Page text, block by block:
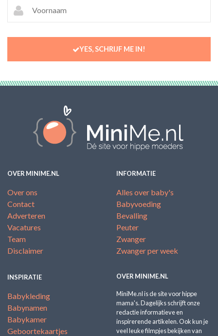
YES, SCHRIJF ME IN!
OVER MINIME.NL
Over ons
Contact
Adverteren
Vacatures
Team
Disclaimer
INFORMATIE
Alles over baby's
Babyvoeding
Bevalling
Peuter
Zwanger
Zwanger per week
INSPIRATIE
Babykleding
Babynamen
Babykamer
Geboortekaartjes
OVER MINIME.NL
MiniMe.nl is de site voor hippe
mama's. Dagelijks schrijft onze
redactie informatieve en
inspirerende artikelen. Ook kun je
veel leuke filmpjes bekijken van